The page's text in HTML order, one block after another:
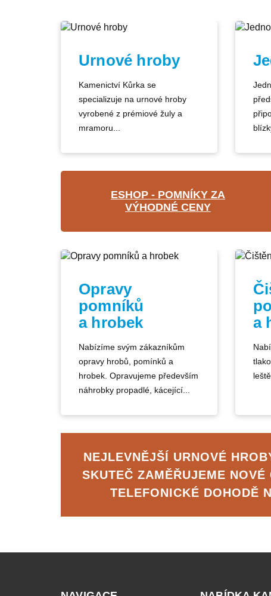
Urnové hroby
Kamenictví Kůrka se
specializuje na urnové hroby
vyrobené z prémiové žuly a
mramoru...
ESHOP - POMNÍKY ZA
VÝHODNÉ CENY
Opravy
pomníků
a hrobek
Nabízíme svým zákazníkům
opravy hrobů, pomínků a
hrobek. Opravujeme především
náhrobky propadlé, kácející...
a
NEJLEVNĚJŠÍ URNOVÉ
SKUTEČ ZAMĚŘUJEME
TELEFONICKÉ DOHODĚ